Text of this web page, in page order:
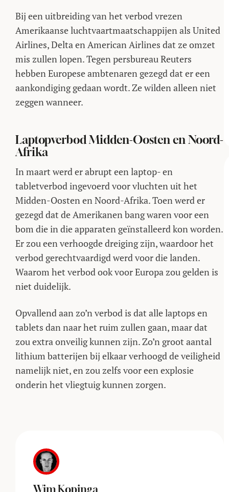
Bij een uitbreiding van het verbod vrezen
Amerikaanse luchtvaartmaatschappijen als United
Airlines, Delta en American Airlines dat ze omzet
mis zullen lopen. Tegen persbureau Reuters
hebben Europese ambtenaren gezegd dat er een
aankondiging gedaan wordt. Ze wilden alleen niet
zeggen wanneer.
Laptopverbod Midden-Oosten en Noord-
Afrika
In maart werd er abrupt een laptop- en
tabletverbod ingevoerd voor vluchten uit het
Midden-Oosten en Noord-Afrika. Toen werd er
gezegd dat de Amerikanen bang waren voor een
bom die in die apparaten geïnstalleerd kon worden.
Er zou een verhoogde dreiging zijn, waardoor het
verbod gerechtvaardigd werd voor die landen.
Waarom het verbod ook voor Europa zou gelden is
niet duidelijk.
Opvallend aan zo’n verbod is dat alle laptops en
tablets dan naar het ruim zullen gaan, maar dat
zou extra onveilig kunnen zijn. Zo’n groot aantal
lithium batterijen bij elkaar verhoogd de veiligheid
namelijk niet, en zou zelfs voor een explosie
onderin het vliegtuig kunnen zorgen.
Wim Kopinga